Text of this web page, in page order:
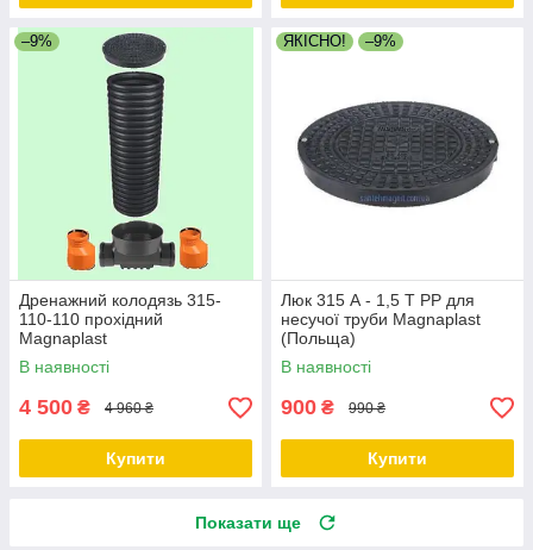
–9%
Дренажний колодязь 315-
110-110 прохідний
Magnaplast
В наявності
4 500 ₴ 4 960 ₴
Купити
ЯКІСНО! –9%
Люк 315 А - 1,5 Т PP для
несучої труби Magnaplast
(Польща)
В наявності
900 ₴ 990 ₴
Купити
Показати ще